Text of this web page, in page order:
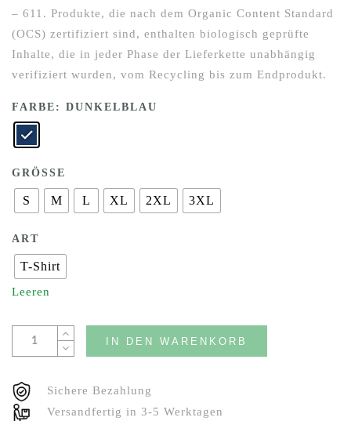
– 611. Produkte, die nach dem Organic Content Standard
(OCS) zertifiziert sind, enthalten biologisch geprüfte
Inhalte, die in jeder Phase der Lieferkette unabhängig
verifiziert wurden, vom Recycling bis zum Endprodukt.
FARBE : DUNKELBLAU
GRÖSSE
S M L XL 2XL 3XL
ART
T-Shirt
Leeren
IN DEN WARENKORB
Sichere Bezahlung
Versandfertig in 3-5 Werktagen